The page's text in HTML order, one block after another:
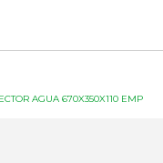
AGUA 670X350X110 EMP